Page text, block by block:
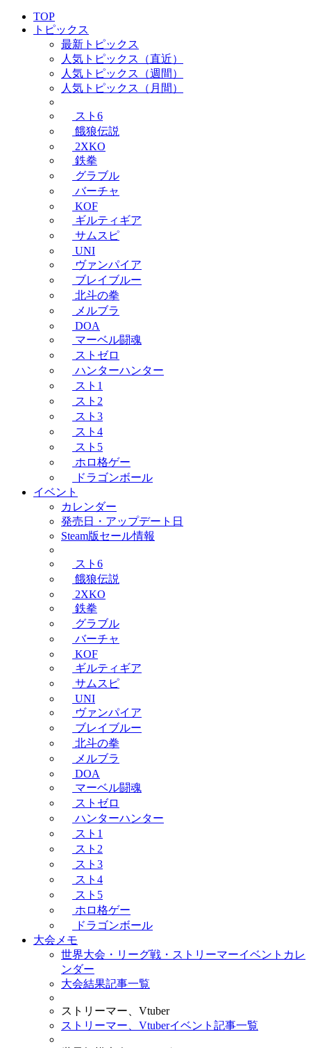
TOP
トピックス
最新トピックス
人気トピックス（直近）
人気トピックス（週間）
人気トピックス（月間）
スト6
餓狼伝説
2XKO
鉄拳
グラブル
バーチャ
KOF
ギルティギア
サムスピ
UNI
ヴァンパイア
ブレイブルー
北斗の拳
メルブラ
DOA
マーベル闘魂
ストゼロ
ハンターハンター
スト1
スト2
スト3
スト4
スト5
ホロ格ゲー
ドラゴンボール
イベント
カレンダー
発売日・アップデート日
Steam版セール情報
スト6
餓狼伝説
2XKO
鉄拳
グラブル
バーチャ
KOF
ギルティギア
サムスピ
UNI
ヴァンパイア
ブレイブルー
北斗の拳
メルブラ
DOA
マーベル闘魂
ストゼロ
ハンターハンター
スト1
スト2
スト3
スト4
スト5
ホロ格ゲー
ドラゴンボール
大会メモ
世界大会・リーグ戦・ストリーマーイベントカレ
ンダー
大会結果記事一覧
ストリーマー、Vtuber
ストリーマー、Vtuberイベント記事一覧